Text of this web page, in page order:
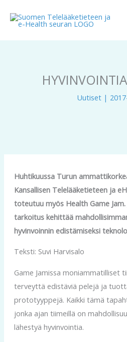
sisältöön
Uutiset |
Huhtikuussa Turun
Kansallisen Telelääketieteen ja
toteutuu myös Health Game Jam.
tarkoitus kehittää
hyvinvoinnin edistämiseksi
Teksti: Suvi Harvisalo
Game Jamissa moniammatilliset
terveyttä edistäviä pelejä ja
prototyyppejä. Kaikki tämä
jonka ajan tiimeillä on
lähestyä hyvinvointia.